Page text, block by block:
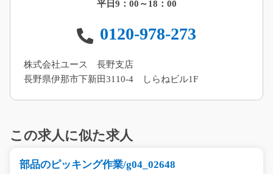
平日9：00～18：00
0120-978-273
株式会社ユース 長野支店
長野県伊那市下新田3110-4 しらねビル1F
この求人に似た求人
部品のピッキング作業/g04_02648